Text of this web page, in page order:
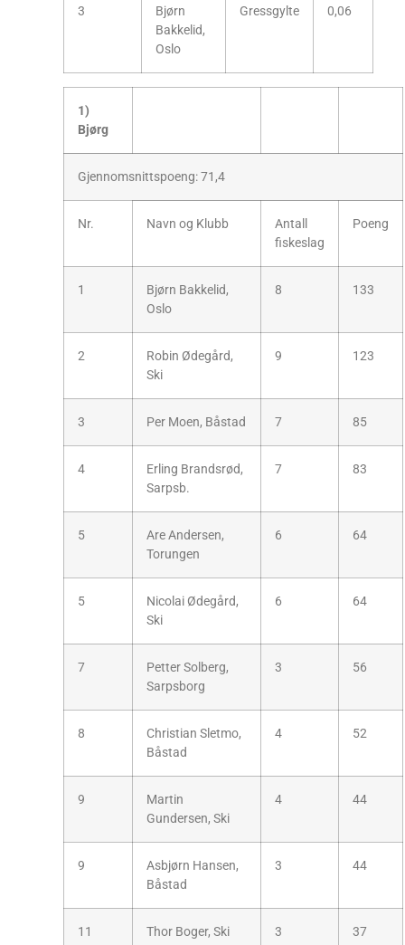
3
Bjørn
Bakkelid,
Oslo
Gressgylte 0,06
1)
Bjørg
Gjennomsnittspoeng: 71,4
Nr. Navn og Klubb
Antall
fiskeslag
Poeng
1
Bjørn Bakkelid,
Oslo
8 133
2
Robin Ødegård,
Ski
9 123
3 Per Moen, Båstad 7 85
4
Erling Brandsrød,
Sarpsb.
7 83
5
Are Andersen,
Torungen
6 64
5
Nicolai Ødegård,
Ski
6 64
7
Petter Solberg,
Sarpsborg
3 56
8
Christian Sletmo,
Båstad
4 52
9
Martin
Gundersen, Ski
4 44
9
Asbjørn Hansen,
Båstad
3 44
11 Thor Boger, Ski 3 37